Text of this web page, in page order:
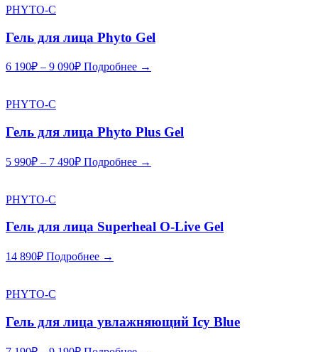
PHYTO-C
Гель для лица Phyto Gel
6 190₽ – 9 090₽ Подробнее →
PHYTO-C
Гель для лица Phyto Plus Gel
5 990₽ – 7 490₽ Подробнее →
PHYTO-C
Гель для лица Superheal O-Live Gel
14 890₽ Подробнее →
PHYTO-C
Гель для лица увлажняющий Icy Blue